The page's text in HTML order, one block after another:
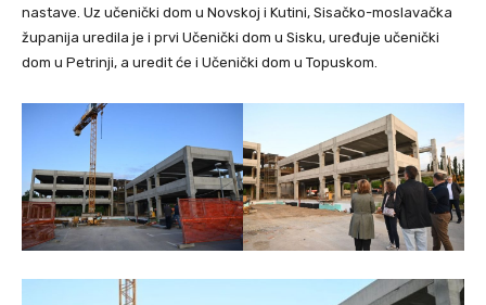
nastave. Uz učenički dom u Novskoj i Kutini, Sisačko-moslavačka
županija uredila je i prvi Učenički dom u Sisku, uređuje učenički
dom u Petrinji, a uredit će i Učenički dom u Topuskom.